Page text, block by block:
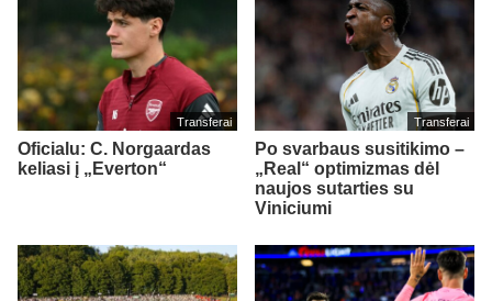
Transferai
Oficialu: C. Norgaardas
keliasi į „Everton“
Transferai
Po svarbaus susitikimo –
„Real“ optimizmas dėl
naujos sutarties su
Viniciumi